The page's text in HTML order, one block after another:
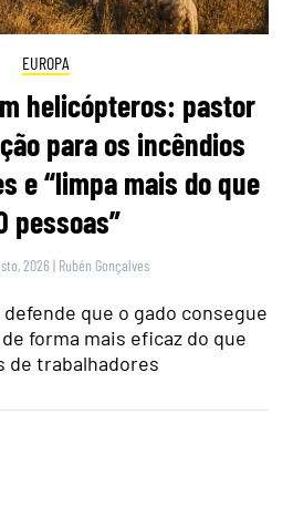
EUROPA
helicópteros: pastor
para os incêndios
e “limpa mais do que
pessoas”
2026 | Rubén Gonçalves
que o gado consegue
forma mais eficaz do que
de trabalhadores